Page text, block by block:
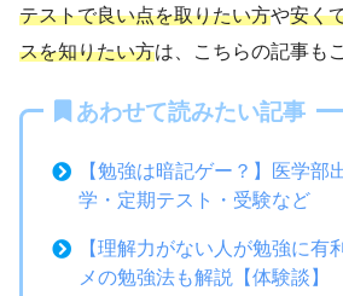
テストで良い点を取りたい方や安く
スを知りたい方は、こちらの記事も
あわせて読みたい記事
【勉強は暗記ゲー？】医学部
学・定期テスト・受験など
【理解力がない人が勉強に有
メの勉強法も解説【体験談】